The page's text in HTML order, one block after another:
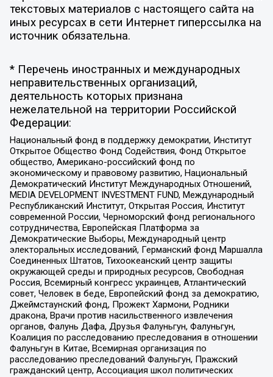
текстовых материалов с настоящего сайта на
иных ресурсах в сети Интернет гиперссылка на
источник обязательна.
* Перечень иностранных и международных
неправительственных организаций,
деятельность которых признана
нежелательной на территории Российской
Федерации:
Национальный фонд в поддержку демократии, Институт
Открытое Общество Фонд Содействия, Фонд Открытое
общество, Американо-российский фонд по
экономическому и правовому развитию, Национальный
Демократический Институт Международных Отношений,
MEDIA DEVELOPMENT INVESTMENT FUND, Международный
Республиканский Институт, Открытая Россия, Институт
современной России, Черноморский фонд регионального
сотрудничества, Европейская Платформа за
Демократические Выборы, Международный центр
электоральных исследований, Германский фонд Маршалла
Соединенных Штатов, Тихоокеанский центр защиты
окружающей среды и природных ресурсов, Свободная
Россия, Всемирный конгресс украинцев, Атлантический
совет, Человек в беде, Европейский фонд за демократию,
Джеймстаунский фонд, Прожект Хармони, Родники
дракона, Врачи против насильственного извлечения
органов, Фалунь Дафа, Друзья Фалуньгун, Фалуньгун,
Коалиция по расследованию преследования в отношении
Фалуньгун в Китае, Всемирная организация по
расследованию преследований Фалуньгун, Пражский
гражданский центр, Ассоциация школ политических